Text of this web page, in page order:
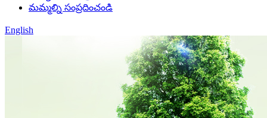
మమ్మల్ని సంప్రదించండి
English